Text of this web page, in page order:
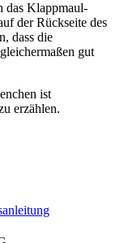
das Klappmaul-
der Rückseite des
dass die
gut
ist
erzählen.